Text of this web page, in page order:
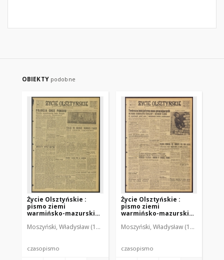
OBIEKTY podobne
Życie Olsztyńskie :
pismo ziemi
warmińsko-mazurskiej,
Moszyński, Władysław (1922-2001). Red. Mroczkowski, Włodzimierz
czasopismo
Życie Olsztyńskie :
pismo ziemi
warmińsko-mazurskiej,
Moszyński, Władysław (1922-2001).
czasopismo